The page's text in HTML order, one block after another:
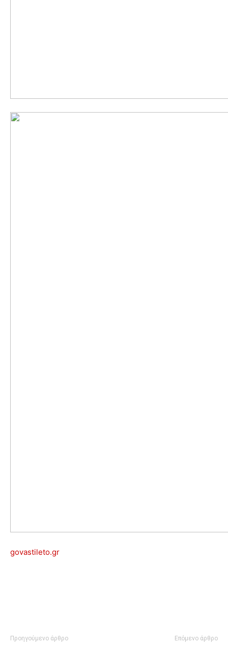
govastileto.gr
Προηγούμενο άρθρο Επόμενο άρθρο